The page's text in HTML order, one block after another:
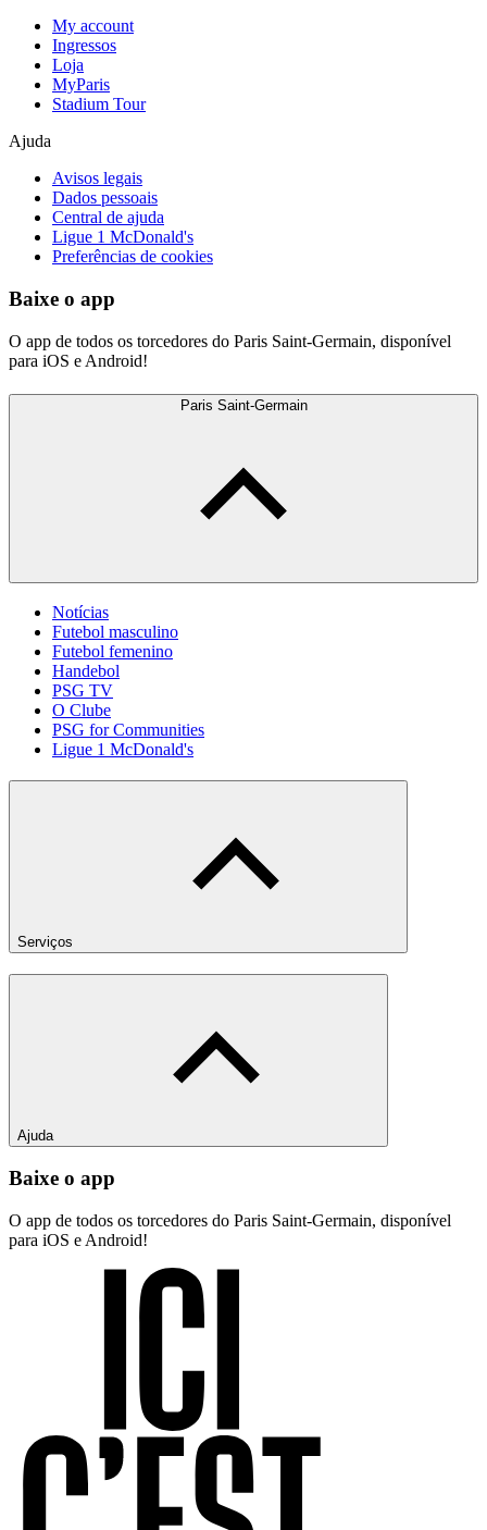
My account
Ingressos
Loja
MyParis
Stadium Tour
Ajuda
Avisos legais
Dados pessoais
Central de ajuda
Ligue 1 McDonald's
Preferências de cookies
Baixe o app
O app de todos os torcedores do Paris Saint-Germain, disponível
para iOS e Android!
Paris Saint-Germain
Notícias
Futebol masculino
Futebol femenino
Handebol
PSG TV
O Clube
PSG for Communities
Ligue 1 McDonald's
Serviços
Ajuda
Baixe o app
O app de todos os torcedores do Paris Saint-Germain, disponível
para iOS e Android!